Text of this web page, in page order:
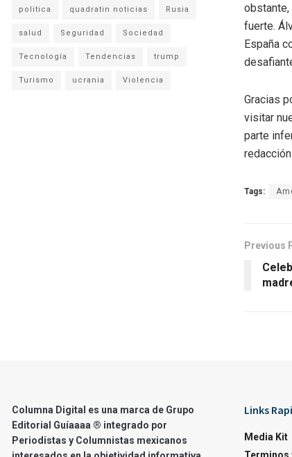
obstante,
fuerte.
España
Gracias
visitar
parte
Tags:
Previous
politica quadratin noticias Rusia
salud Seguridad Sociedad
Tecnología Tendencias trump
Turismo ucrania Violencia
Columna Digital es una marca de Grupo
Editorial Guíaaaa ® integrado por
Periodistas y Columnistas mexicanos
Links
Media Kit
Terminos